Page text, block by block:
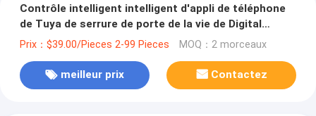
Contrôle intelligent intelligent d'appli de téléphone
de Tuya de serrure de porte de la vie de Digital
d'empreinte digitale
Prix：$39.00/Pieces 2-99 Pieces MOQ：2 morceaux
meilleur prix Contactez